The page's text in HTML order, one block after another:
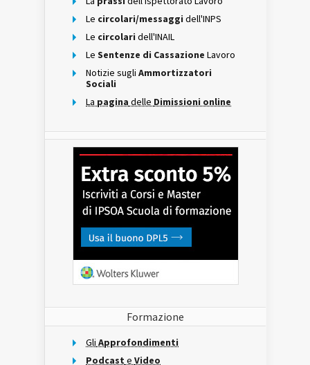
Le circolari/messaggi dell'INPS
Le circolari dell'INAIL
Le Sentenze di Cassazione Lavoro
Notizie sugli Ammortizzatori
Sociali
La pagina delle Dimissioni online
Formazione
Gli Approfondimenti
Podcast e Video